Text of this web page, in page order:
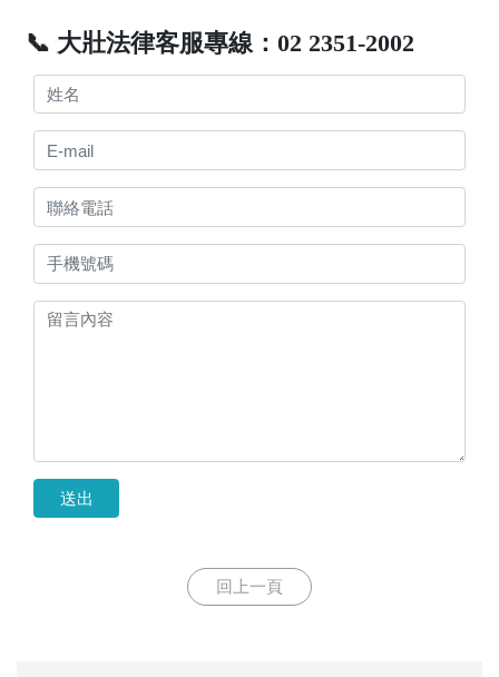
📞 大壯法律客服專線：02 2351-2002
送出
回上一頁